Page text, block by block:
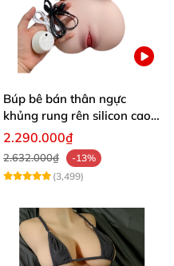
Búp bê bán thân ngực
khủng rung rên silicon cao
cấp kích thích cực đã
2.290.000₫
2.632.000₫
-13%
(3,499)